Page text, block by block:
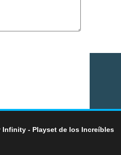
- Playset de los Increíbles